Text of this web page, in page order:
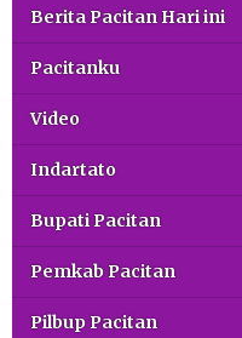
Berita Pacitan Hari ini
Pacitanku
Video
Indartato
Bupati Pacitan
Pemkab Pacitan
Pilbup Pacitan